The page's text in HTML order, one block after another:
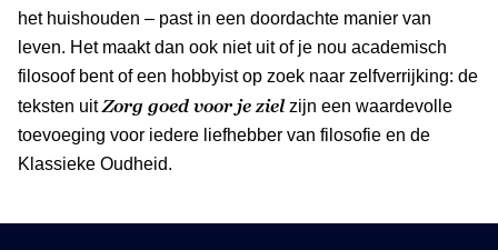
het huishouden – past in een doordachte manier van
leven. Het maakt dan ook niet uit of je nou academisch
filosoof bent of een hobbyist op zoek naar zelfverrijking: de
teksten uit Zorg goed voor je zielzijn een waardevolle
toevoeging voor iedere liefhebber van filosofie en de
Klassieke Oudheid.